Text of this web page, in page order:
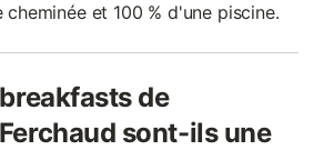
et 100 % d'une piscine.
de
sont-ils une